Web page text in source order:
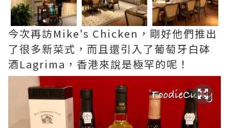
今次再訪Mike's Chicken，剛好他們推出
了很多新菜式，而且還引入了葡萄牙白砵
酒Lagrima，香港來說是極罕的呢！